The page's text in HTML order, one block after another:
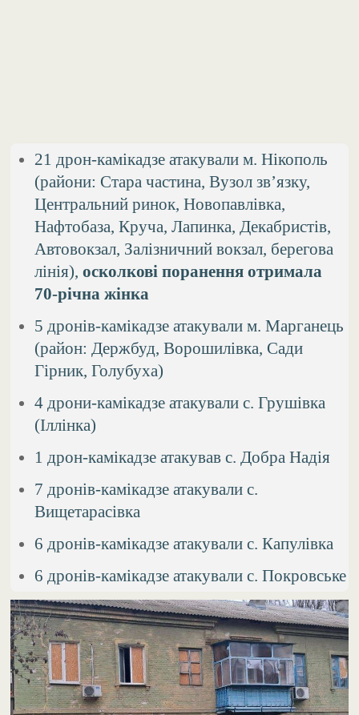
21 дрон-камікадзе атакували м. Нікополь
(райони: Стара частина, Вузол зв’язку,
Центральний ринок, Новопавлівка,
Нафтобаза, Круча, Лапинка, Декабристів,
Автовокзал, Залізничний вокзал, берегова
лінія),осколкові поранення отримала
70-річна жінка
5 дронів-камікадзе атакували м. Марганець
(район: Держбуд, Ворошилівка, Сади
Гірник, Голубуха)
4 дрони-камікадзе атакували с. Грушівка
(Іллінка)
1 дрон-камікадзе атакував с. Добра Надія
7 дронів-камікадзе атакували с.
Вищетарасівка
6 дронів-камікадзе атакували с. Капулівка
6 дронів-камікадзе атакували с. Покровське